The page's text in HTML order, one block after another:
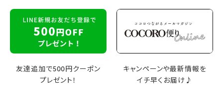
友達追加で500円クーポン
プレゼント！
キャンペーンや最新情報を
イチ早くお届け♪